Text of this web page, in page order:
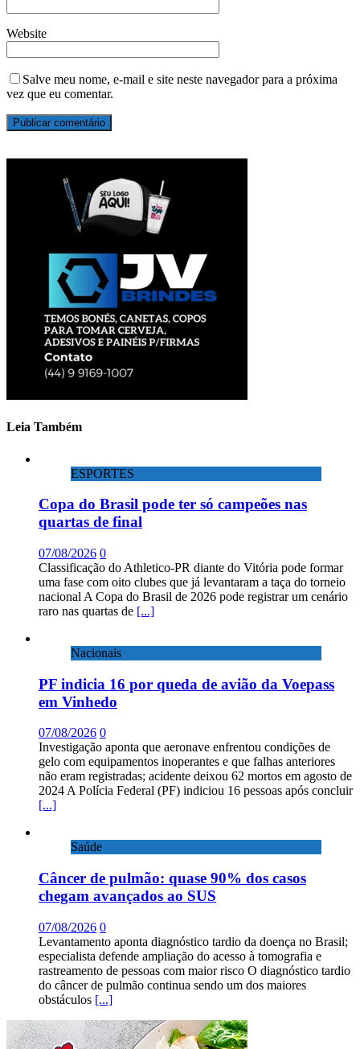
Website
Salve meu nome, e-mail e site neste navegador para a próxima
vez que eu comentar.
Leia Também
ESPORTES
Copa do Brasil pode ter só campeões nas
quartas de final
07/08/2026 0
Classificação do Athletico-PR diante do Vitória pode formar
uma fase com oito clubes que já levantaram a taça do torneio
nacional A Copa do Brasil de 2026 pode registrar um cenário
raro nas quartas de [...]
Nacionais
PF indicia 16 por queda de avião da Voepass
em Vinhedo
07/08/2026 0
Investigação aponta que aeronave enfrentou condições de
gelo com equipamentos inoperantes e que falhas anteriores
não eram registradas; acidente deixou 62 mortos em agosto de
2024 A Polícia Federal (PF) indiciou 16 pessoas após concluir
[...]
Saúde
Câncer de pulmão: quase 90% dos casos
chegam avançados ao SUS
07/08/2026 0
Levantamento aponta diagnóstico tardio da doença no Brasil;
especialista defende ampliação do acesso à tomografia e
rastreamento de pessoas com maior risco O diagnóstico tardio
do câncer de pulmão continua sendo um dos maiores
obstáculos [...]